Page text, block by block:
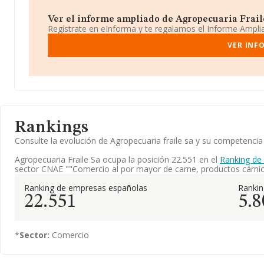
Ver el informe ampliado de Agropecuaria Fraile
Regístrate en eInforma y te regalamos el Informe
VER
Rankings
Consulte la evolución de Agropecuaria fraile sa y su
Agropecuaria Fraile Sa ocupa la posición 22.551 en el Ranking
sector CNAE ""Comercio al por mayor de carne, productos
Ranking de empresas españolas
22.551
*Sector: Comercio